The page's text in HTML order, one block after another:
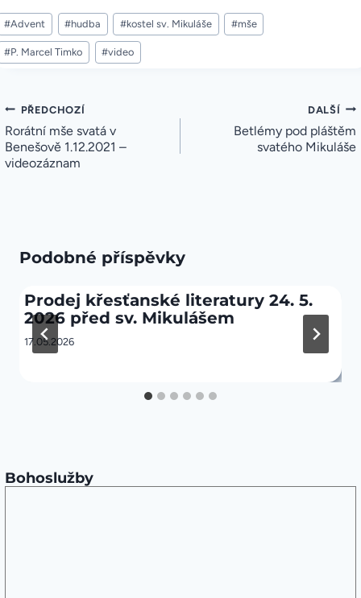
#Advent #hudba #kostel sv. Mikuláše #mše
#P. Marcel Timko #video
Navigace
pro
příspěvek
PŘEDCHOZÍ
Rorátní mše svatá v
Benešově 1.12.2021 –
videozáznam
DALŠÍ
Betlémy pod pláštěm
svatého Mikuláše
Podobné příspěvky
Prodej křesťanské literatury 24. 5.
2026 před sv. Mikulášem
17.05.2026
Bohoslužby